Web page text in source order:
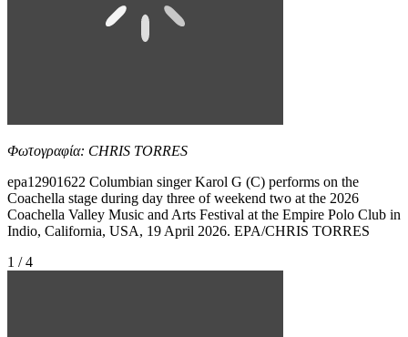
Φωτογραφία: CHRIS TORRES
epa12901622 Columbian singer Karol G (C) performs on the
Coachella stage during day three of weekend two at the 2026
Coachella Valley Music and Arts Festival at the Empire Polo Club in
Indio, California, USA, 19 April 2026. EPA/CHRIS TORRES
1 / 4